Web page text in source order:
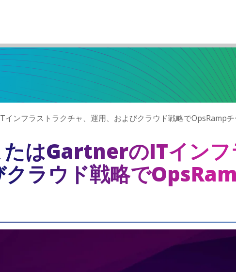
ンフラストラクチャ、運用、およびクラウド戦略でOpsRampチ
はGartnerのITインフ
ラウド戦略で